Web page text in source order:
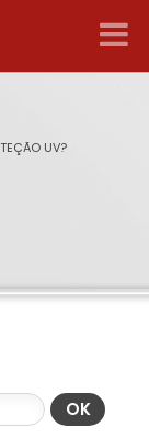
UV?
OK